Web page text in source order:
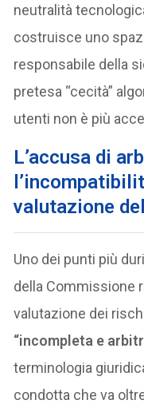
neutralità
costruisce uno
responsabile della
pretesa “cecità”
utenti non è più
L’accusa di
valutazione
Uno dei punti più
della Commissione
valutazione dei
“incompleta e
terminologia
condotta che va